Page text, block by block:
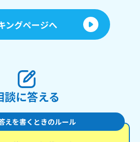
ングページへ
談に答える
えを書くときのルール